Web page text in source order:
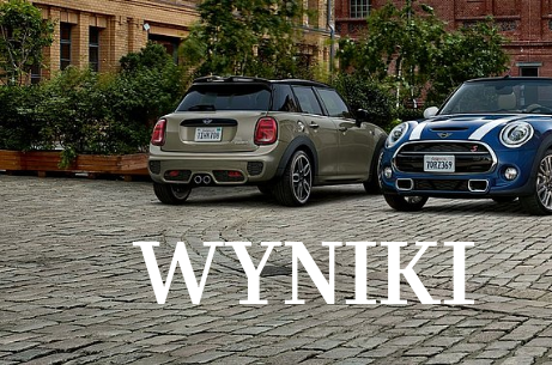
Przejdź do głównej treści
WYNIKI